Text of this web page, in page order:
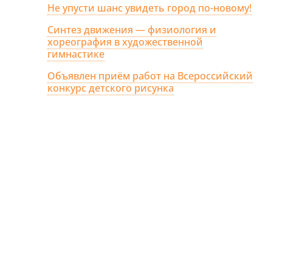
Не упусти шанс увидеть город по-новому!
Синтез движения — физиология и
хореография в художественной
гимнастике
Объявлен приём работ на Всероссийский
конкурс детского рисунка